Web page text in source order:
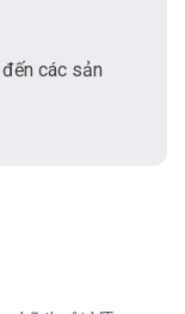
các sản